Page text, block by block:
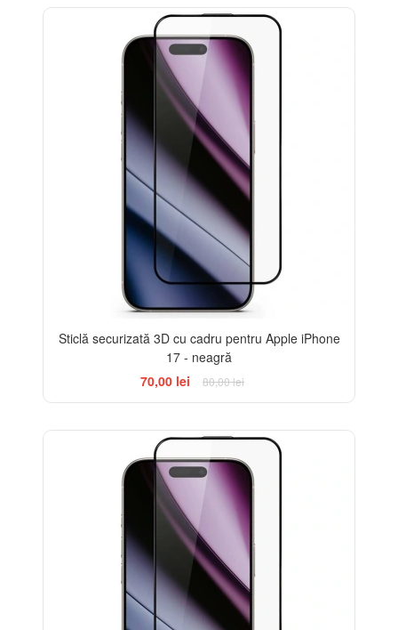
Sticlă securizată 3D cu cadru pentru Apple iPhone
17 - neagră
70,00 lei
80,00 lei